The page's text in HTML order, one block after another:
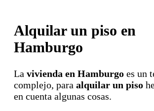
Alquilar un piso en
Hamburgo
La vivienda en Hamburgo es un
complejo, para alquilar un piso
en cuenta algunas cosas.